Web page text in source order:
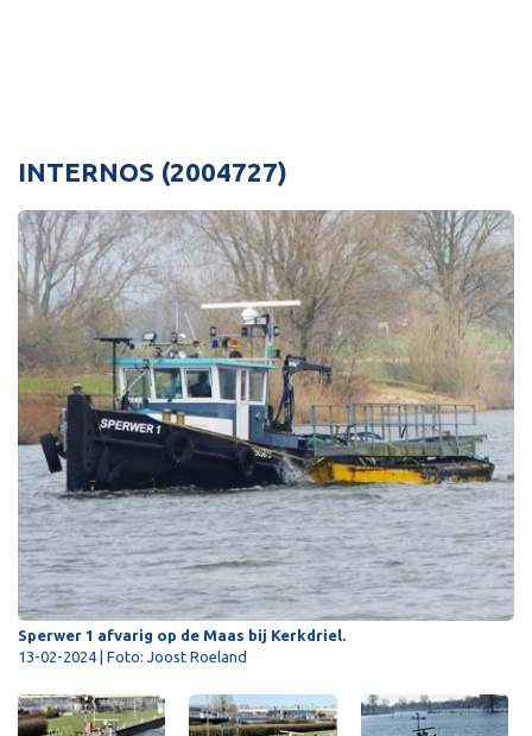
INTERNOS (2004727)
Sperwer 1 afvarig op de Maas bij Kerkdriel.
13-02-2024 | Foto: Joost Roeland